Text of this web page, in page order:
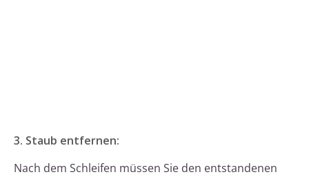
3. Staub entfernen:
Nach dem Schleifen müssen Sie den entstandenen